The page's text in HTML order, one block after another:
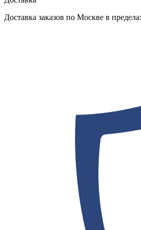
Доставка заказов по Москве в